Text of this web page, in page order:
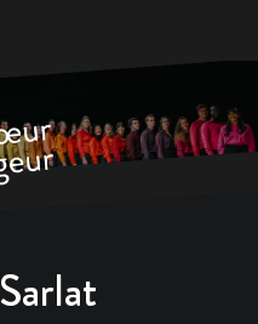
Sarlat